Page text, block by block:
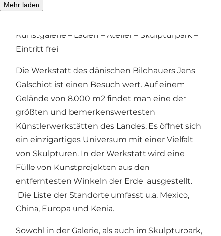
Mehr laden
Kunstgalerie – Laden – Atelier – Skulpturpark –
Eintritt frei
Die Werkstatt des dänischen Bildhauers Jens
Galschiot ist einen Besuch wert. Auf einem
Gelände von 8.000 m2 findet man eine der
größten und bemerkenswertesten
Künstlerwerkstätten des Landes. Es öffnet sich
ein einzigartiges Universum mit einer Vielfalt
von Skulpturen. In der Werkstatt wird eine
Fülle von Kunstprojekten aus den
entferntesten Winkeln der Erde ausgestellt.
Die Liste der Standorte umfasst u.a. Mexico,
China, Europa und Kenia.
Sowohl in der Galerie, als auch im Skulpturpark,